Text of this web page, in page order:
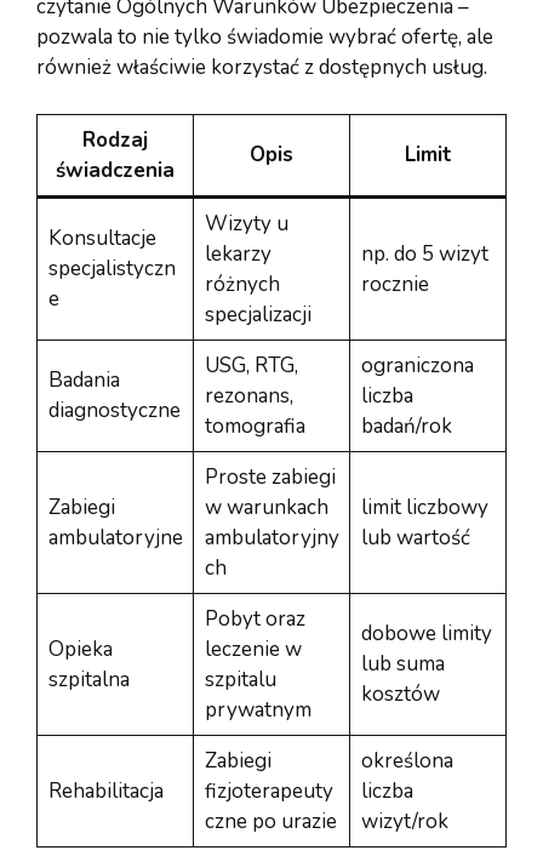
czytanie Ogólnych Warunków Ubezpieczenia –
pozwala to nie tylko świadomie wybrać ofertę, ale
również właściwie korzystać z dostępnych usług.
Rodzaj
świadczenia
Opis Limit
Konsultacje
specjalistyczn
e
Wizyty u
lekarzy
różnych
specjalizacji
np. do 5 wizyt
rocznie
Badania
diagnostyczne
USG, RTG,
rezonans,
tomografia
ograniczona
liczba
badań/rok
Zabiegi
ambulatoryjne
Proste zabiegi
w warunkach
ambulatoryjny
ch
limit liczbowy
lub wartość
Opieka
szpitalna
Pobyt oraz
leczenie w
szpitalu
prywatnym
dobowe limity
lub suma
kosztów
Rehabilitacja
Zabiegi
fizjoterapeuty
czne po urazie
określona
liczba
wizyt/rok